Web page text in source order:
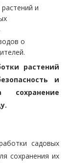
и
о
растений
и
садовых
сохранения их